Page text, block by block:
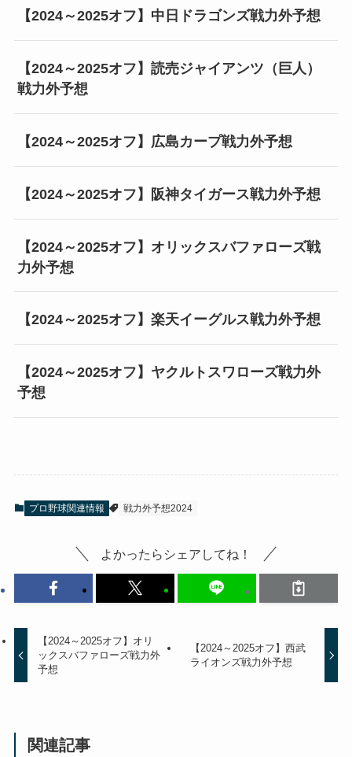
【2024～2025オフ】中日ドラゴンズ戦力外予想
【2024～2025オフ】読売ジャイアンツ（巨人）
戦力外予想
【2024～2025オフ】広島カープ戦力外予想
【2024～2025オフ】阪神タイガース戦力外予想
【2024～2025オフ】オリックスバファローズ戦
力外予想
【2024～2025オフ】楽天イーグルス戦力外予想
【2024～2025オフ】ヤクルトスワローズ戦力外
予想
プロ野球関連情報 戦力外予想2024
よかったらシェアしてね！
【2024～2025オフ】オリ
ックスバファローズ戦力外
予想
【2024～2025オフ】西武
ライオンズ戦力外予想
関連記事